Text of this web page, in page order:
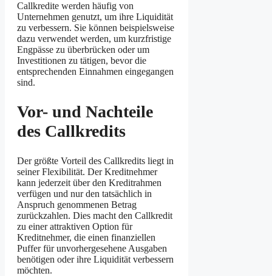
Callkredite werden häufig von
Unternehmen genutzt, um ihre Liquidität
zu verbessern. Sie können beispielsweise
dazu verwendet werden, um kurzfristige
Engpässe zu überbrücken oder um
Investitionen zu tätigen, bevor die
entsprechenden Einnahmen eingegangen
sind.
Vor- und Nachteile
des Callkredits
Der größte Vorteil des Callkredits liegt in
seiner Flexibilität. Der Kreditnehmer
kann jederzeit über den Kreditrahmen
verfügen und nur den tatsächlich in
Anspruch genommenen Betrag
zurückzahlen. Dies macht den Callkredit
zu einer attraktiven Option für
Kreditnehmer, die einen finanziellen
Puffer für unvorhergesehene Ausgaben
benötigen oder ihre Liquidität verbessern
möchten.